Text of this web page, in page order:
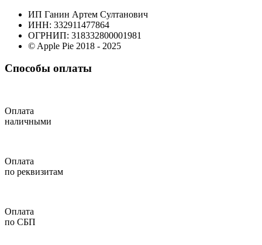
ИП Ганин Артем Султанович
ИНН: 332911477864
ОГРНИП: 318332800001981
© Apple Pie 2018 - 2025
Способы оплаты
Оплата
наличными
Оплата
по реквизитам
Оплата
по СБП